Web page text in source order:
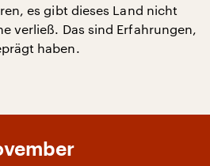
es gibt dieses Land nicht
verließ. Das sind Erfahrungen,
haben.